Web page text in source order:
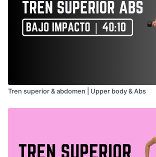
Bloque 5 ABS
: Super rutina para lograr un
marcado. Agarra un discopequeño, un par
livianas y un par de deslizantes o toallas y
abdomen de hierro. Estaremos realizando
ejercicio. Si deseas realizar 2 rondas de
lo puedes hacer. Para terminar vamos a
estiramiento para liberar la tensión en los
Tren superior & abdomen | Upper body & Abs